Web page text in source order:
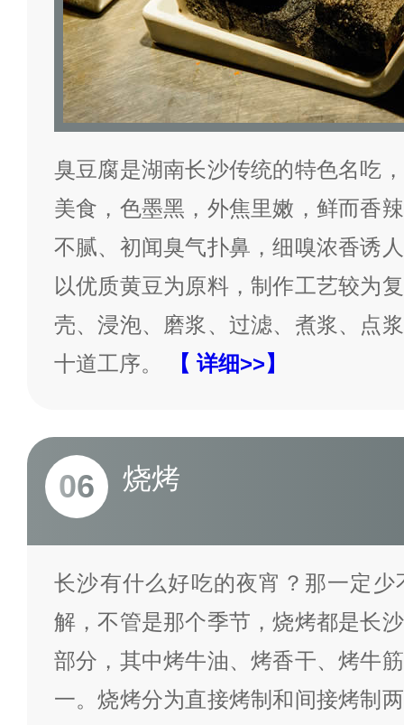
臭豆腐是湖南长沙传统的特色名吃
美食，色墨黑，外焦里嫩，鲜而香
不腻、初闻臭气扑鼻，细嗅浓香诱
以优质黄豆为原料，制作工艺较为
壳、浸泡、磨浆、过滤、煮浆、点
十道工序。
【 详细>>】
06 烧烤
长沙有什么好吃的夜宵？那一定
解，不管是那个季节，烧烤都是长
部分，其中烤牛油、烤香干、烤牛
一。烧烤分为直接烤制和间接烤制